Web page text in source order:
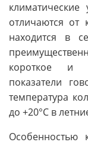
отличаются от
находится в
короткое и
показатели
температура
до +20°C в
Особенностью